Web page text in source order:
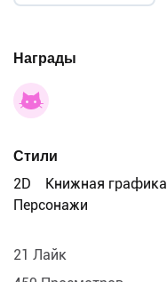
Награды
Стили
2D
Книжная графика
Персонажи
21 Лайк